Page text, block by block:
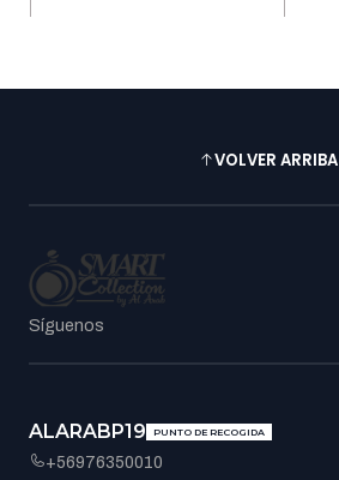
VOLVER ARRIBA
Síguenos
ALARABP19 PUNTO DE RECOGIDA
+56976350010